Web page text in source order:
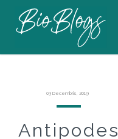
03 Decembris, 2019
Antipodes